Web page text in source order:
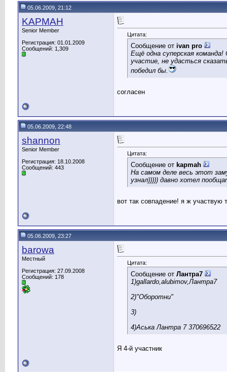
05.06.2009, 21:12
KAPMAH
Senior Member
Регистрация: 01.01.2009
Сообщений: 1,309
Цитата:
Сообщение от ivan pro
Ещё одна суперская
участие, не удасться
победил бы.
согласен
05.06.2009, 22:48
shannon
Senior Member
Регистрация: 18.10.2008
Сообщений: 443
Цитата:
Сообщение от kapmah
На самом деле весь этот
узнал))))) давно хотел
вот так совпадение! я ж
05.06.2009, 23:27
barowa
Местный
Регистрация: 27.09.2008
Сообщений: 178
Цитата:
Сообщение от Лантра7
1)gallardo,alubimov,Лантра7
2)"Оборотни"
3)
4)Аська Лантра 7 370696522
Я 4-й участник